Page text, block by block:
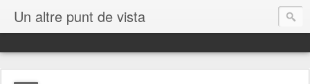
Un altre punt de vista